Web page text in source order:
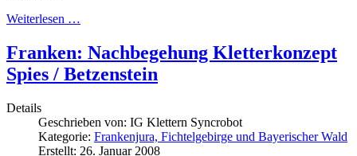
Weiterlesen …
Franken: Nachbegehung Kletterkonzept
Spies / Betzenstein
Details
Geschrieben von: IG Klettern Syncrobot
Kategorie: Frankenjura, Fichtelgebirge und Bayerischer Wald
Erstellt: 26. Januar 2008